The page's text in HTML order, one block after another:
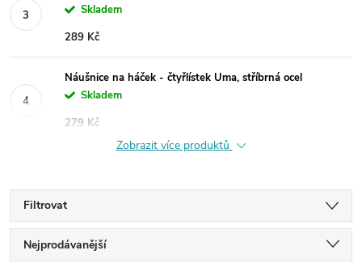
Skladem
289 Kč
Náušnice na háček - čtyřlístek Uma, stříbrná ocel
Skladem
279 Kč
Zobrazit více produktů
Filtrovat
Ř
Nejprodávanější